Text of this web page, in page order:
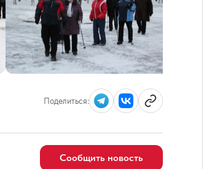
Поделиться:
Сообщить новость